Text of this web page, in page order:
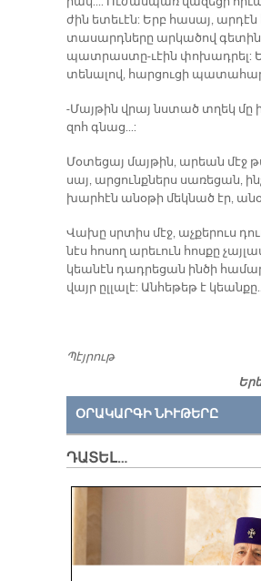
ժին ե­տե­ւէն: Երբ հա­սայ,
տա­սարդ­նե­րը ար­կա­ծով
պատ­րաս­տը-ւէին փո­խադ­րել:
տե­նա­լով, հար­ցու­ցի
-Մայ­թին վրայ նստած տղեկ մը
զոհ գնաց...:
Մօ­տե­ցայ մայ­թին, ա­րեան
սայ, ար­ցունք­ներս սա­ռե­ցան,
խար­հէն ա­նօ­թի մեկ­նած էր,
Վա­խը սրտիս մէջ, աչ­քե­րուս
նէս հո­սող ա­րե­ւուն հոս­քը
կեա­նէն դադ­րե­ցան ին­ծի
վայր ըլ­լա­լէ: Ան­հե­թեթ է
Պէյ­րութ
ՕՐԱԿԱՐԳԻ ՆԻՒԹԵՐԸ
ԴԱՏԵԼ…